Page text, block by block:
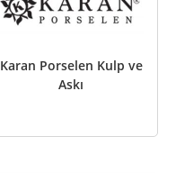
Karan Porselen Kulp ve
Askı